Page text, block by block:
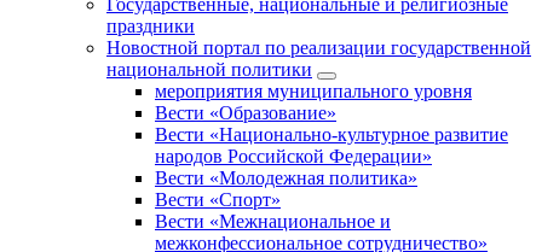
Государственные, национальные и религиозные
праздники
Новостной портал по реализации государственной
национальной политики
мероприятия муниципального уровня
Вести «Образование»
Вести «Национально-культурное развитие
народов Российской Федерации»
Вести «Молодежная политика»
Вести «Спорт»
Вести «Межнациональное и
межконфессиональное сотрудничество»